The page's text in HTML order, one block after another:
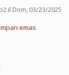
il Dom, 03/23/2025
emas